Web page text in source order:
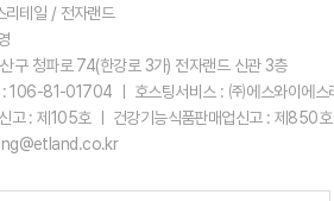
리테일 / 전자랜드
구 청파로 74(한강로 3가) 전자랜드 신관 3층
: 106-81-01704 ㅣ 호스팅서비스 : ㈜에스와이에
고 : 제105호 ㅣ 건강기능식품판매업신고 : 제850